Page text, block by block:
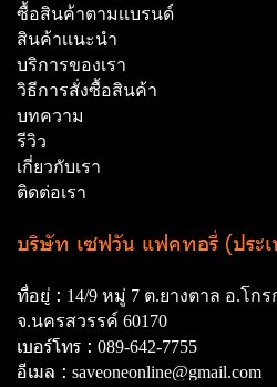
ซื้อสินค้าตามเเบรนด์
สินค้าเเนะนำ
บริการของเรา
วิธีการสั่งซื้อสินค้า
บทความ
รีวิว
เกี่ยวกับเรา
ติดต่อเรา
บริษัท เซฟวัน แฟคทอรี่ (ประ
ที่อยู่ : 14/9 หมู่ 7 ต.ยางตาล อ.โกร
จ.นครสวรรค์ 60170
เบอร์โทร : 089-642-7755
อีเมล : saveoneonline@gmail.com